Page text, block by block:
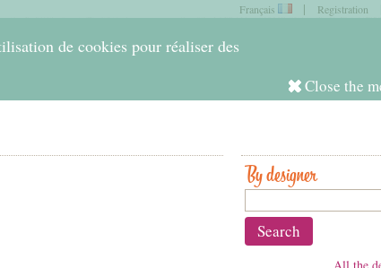
de cookies pour réaliser des
Close the
Français | Registration
0item in
By designer